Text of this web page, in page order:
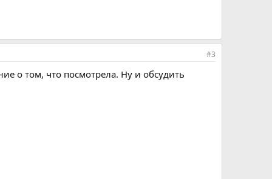
#3
о том, что посмотрела. Ну и обсудить